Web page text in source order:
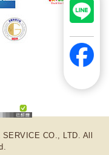
CO., LTD. All